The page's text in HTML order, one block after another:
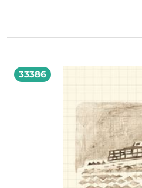
powieści obyczajowej pod tytułem
33386